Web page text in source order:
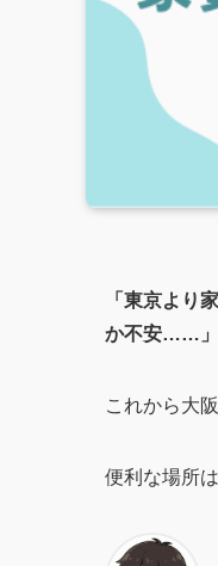
「東京より
か不安……」
これから大
便利な場所